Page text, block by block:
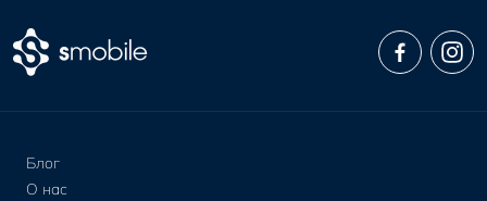
Блог
О нас